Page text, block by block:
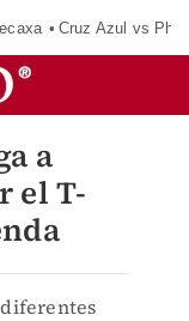
Cruz Azul vs
a
el T-